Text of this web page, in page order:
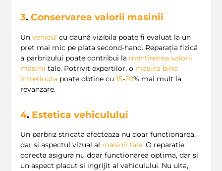
3. Conservarea valorii masinii
Un vehicul cu daună vizibila poate fi evaluat la un
pret mai mic pe piata second-hand. Reparația fizică
a parbrizului poate contribui la mentinerea valorii
masinii tale. Potrivit expertilor, o masina bine
intretinuta poate obtine cu 15-20% mai mult la
revanzare.
4. Estetica vehiculului
Un parbriz stricata afecteaza nu doar functionarea,
dar si aspectul vizual al masinii tale. O reparatie
corecta asigura nu doar functionarea optima, dar si
un aspect placut si ingrijit al vehiculului. Nu uita,